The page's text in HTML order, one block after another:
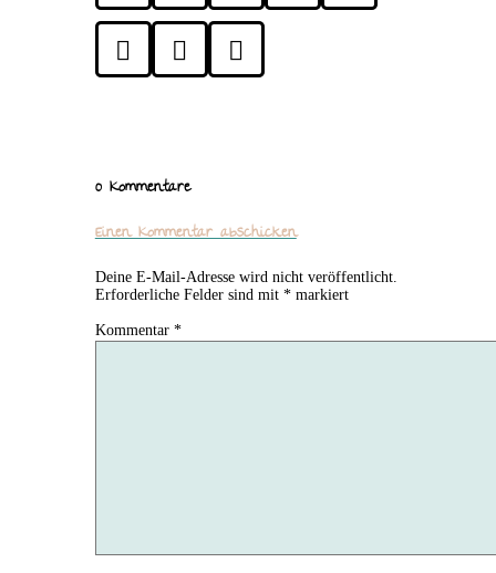
  
0 Kommentare
Einen Kommentar abschicken
Deine E-Mail-Adresse wird nicht veröffentlicht.
Erforderliche Felder sind mit *markiert
Kommentar *